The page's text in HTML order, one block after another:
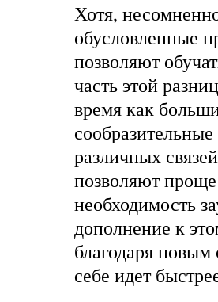
Хотя,
обусловленные
позволяют
часть этой
время как
различных
позволяют
необходимость
дополнение к
благодаря
себе идет